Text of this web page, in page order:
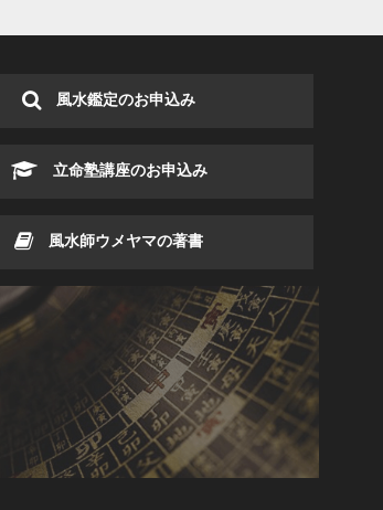
風水鑑定のお申込み
立命塾講座のお申込み
風水師ウメヤマの著書